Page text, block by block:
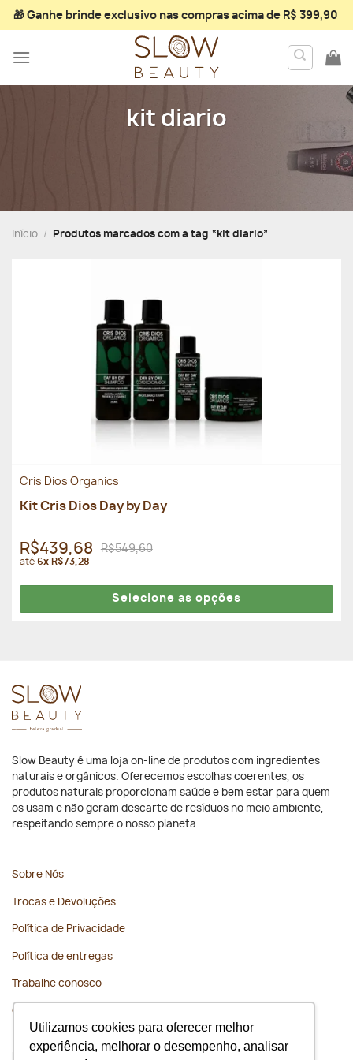
Utilizamos cookies para oferecer melhor
experiência, melhorar o desempenho, analisar
Skip
to
🎁 Ganhe brinde exclusivonas compras acima de R$ 399,90
kit diario
Início / Produtos marcados com a tag “kit diario”
Cris Dios Organics
Kit Cris Dios Day by Day
R$439,68 R$549,60
até6x R$73,28
Selecione as opções
Slow Beauty é uma loja on-line de produtos com ingredientes
naturais e orgânicos. Oferecemos escolhas coerentes, os
produtos naturais proporcionam saúde e bem estar para quem
os usam e não geram descarte de resíduos no meio ambiente,
respeitando sempre o nosso planeta.
Sobre Nós
Trocas e Devoluções
Política de Privacidade
Política de entregas
Trabalhe conosco
Contato